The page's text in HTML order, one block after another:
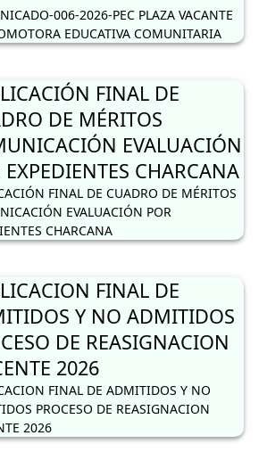
006-2026-PEC PLAZA VACANTE
EDUCATIVA COMUNITARIA
FINAL DE
DE MÉRITOS
EVALUACIÓN
EXPEDIENTES CHARCANA
FINAL DE CUADRO DE MÉRITOS
EVALUACIÓN POR
CHARCANA
FINAL DE
Y NO ADMITIDOS
DE REASIGNACION
2026
FINAL DE ADMITIDOS Y NO
PROCESO DE REASIGNACION
2026